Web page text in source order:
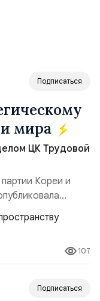
Подписаться
и мира
ЦК Трудовой
Кореи и
Токио
ракет
видимость
и выносит
на
107
Подписаться